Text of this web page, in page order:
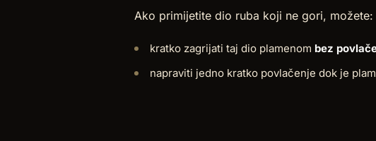
Ako primijetite dio ruba koji ne gori, možete:
kratko zagrijati taj dio plamenom bez
napraviti jedno kratko povlačenje dok je